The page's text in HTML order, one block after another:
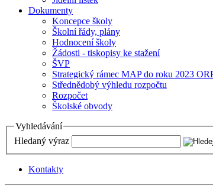
Dokumenty
Koncepce školy
Školní řády, plány
Hodnocení školy
Žádosti - tiskopisy ke stažení
ŠVP
Strategický rámec MAP do roku 2023
Střednědobý výhledu rozpočtu
Rozpočet
Školské obvody
Vyhledávání
Hledaný výraz
Kontakty